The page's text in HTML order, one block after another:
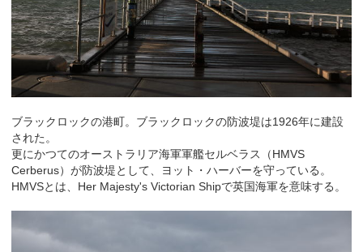
ブラックロックの港町。ブラックロックの防波堤は1926年に建設
された。
更にかつてのオーストラリア海軍軍艦セルベラス（HMVS
Cerberus）が防波堤として、ヨット・ハーバーを守っている。
HMVSとは、Her Majesty's Victorian Shipで英国海軍を意味する。